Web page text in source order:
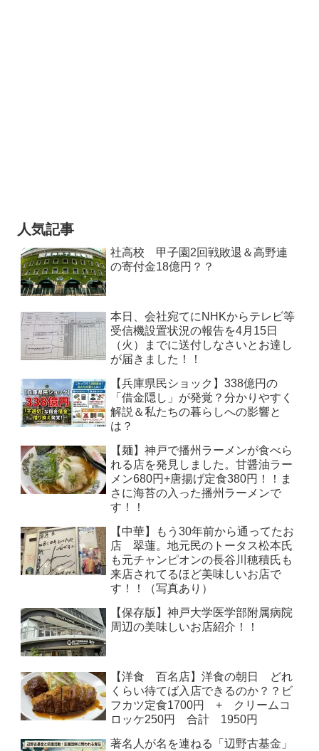
人気記事
社高校 甲子園2回戦敗退＆高野連
の寄付金18億円？？
本日、会社宛てにNHKからテレビ等
受信機設置状況の報告を4月15日
（火）までに送付しなさいとお達し
が届きました！！
【兵庫県民ショック】338億円の
「借金隠し」が発覚？分かりやすく
解説＆私たちの暮らしへの影響と
は？
【麺】神戸で播州ラーメンが食べら
れる店を発見しました。甘醤油ラー
メン680円+唐揚げ定食380円！！ま
さに海苔の入った播州ラーメンで
す！！
【中華】もう30年前から通ってたお
店 翠蓮。地元民のトータス松本氏
も元チャンピオンの長谷川穂積氏も
来店されてるほど美味しいお店で
す！！（写真あり）
【保存版】神戸大学医学部附属病院
周辺の美味しいお店紹介！！
【洋食 百名店】洋食の朝日 どれ
くらい待てば入店できるのか？？ビ
フカツ定食1700円 + クリームコ
ロッケ250円 合計 1950円
著名人が名を連ねる「辺野古基金」